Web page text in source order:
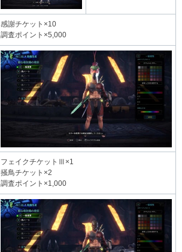
感謝チケット×10
調査ポイント×5,000
フェイクチケットⅢ×1
掻鳥チケット×2
調査ポイント×1,000